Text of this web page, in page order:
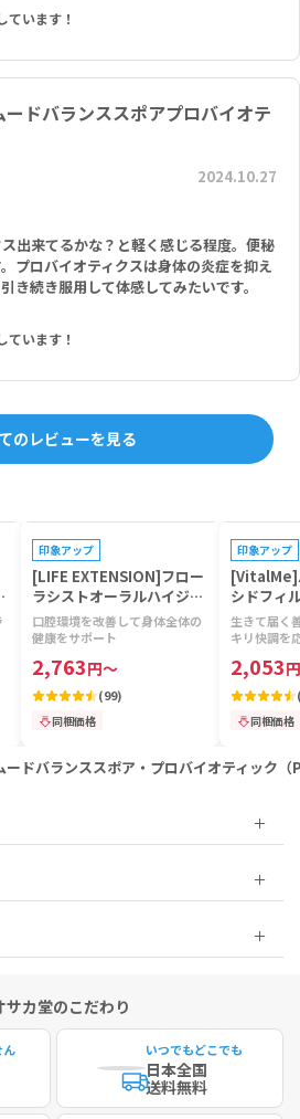
ています！
ードバランススポアプロバイオテ
2024.10.27
出来てるかな？と軽く感じる程度。便秘
プロバイオティクスは身体の炎症を抑え
き続き服用して体感してみたいです。
ています！
のレビューを見る
印象アップ
[LIFE EXTENSION]フロー
ラシストオーラルハイジー
ン 【1本30ベジタリアント
ローチ】
口腔環境を改善して身体全体の
健康をサポート
2,763円～
(99)
同梱価格
印象アップ
[VitalMe]
シドフィ
菌 【1本
ル】
生きて届く
キリ快調を
2,053円
同梱価格
ードバランススポア・プロバイオティック
サカ堂のこだわり
ん いつでもどこでも
日本全国
送料無料